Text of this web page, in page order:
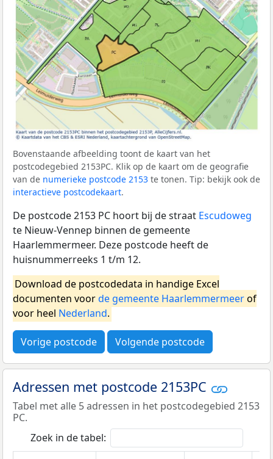
Bovenstaande afbeelding toont de kaart van het
postcodegebied 2153PC. Klik op de kaart om de geografie
van de numerieke postcode 2153 te tonen. Tip: bekijk ook de
interactieve postcodekaart.
De postcode 2153 PC hoort bij de straat Escudoweg
te Nieuw-Vennep binnen de gemeente
Haarlemmermeer. Deze postcode heeft de
huisnummerreeks 1 t/m 12.
Download de postcodedata in handige Excel
documenten voorde gemeente Haarlemmermeerof
voor heel Nederland.
Vorige postcode Volgende postcode
Adressen met postcode 2153PC
Tabel met alle 5 adressen in het postcodegebied 2153
PC.
Zoek in de tabel: